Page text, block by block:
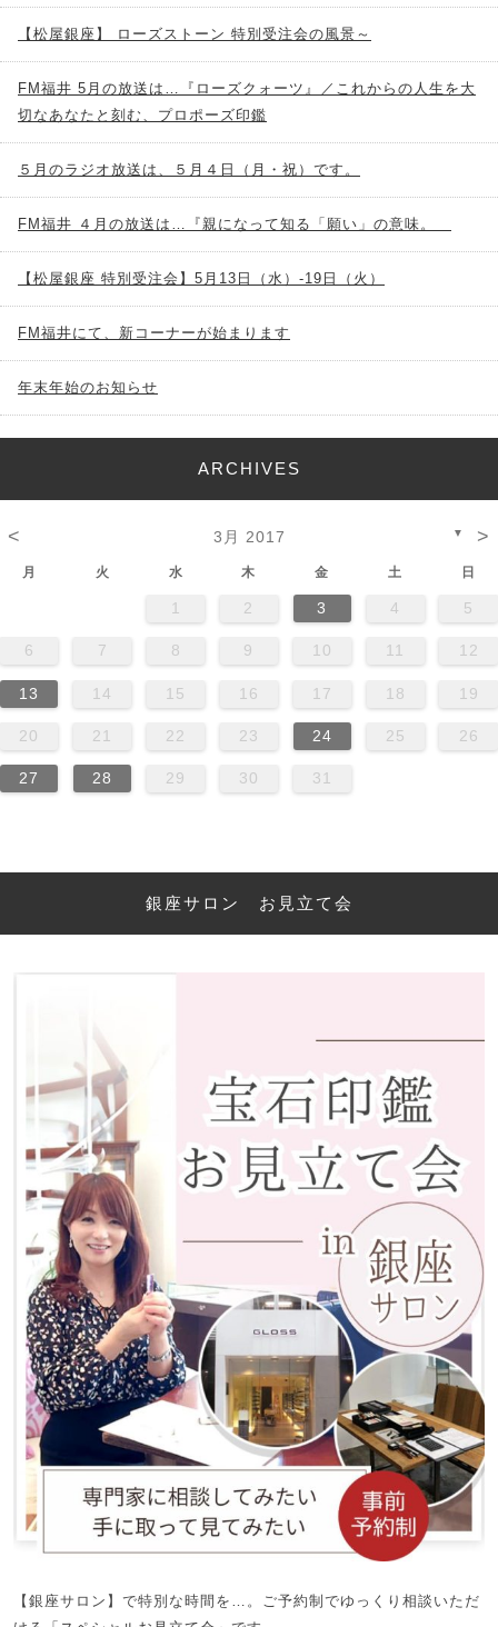
【松屋銀座】 ローズストーン 特別受注会の風景～
FM福井 5月の放送は…『ローズクォーツ』／これからの人生を大
切なあなたと刻む、プロポーズ印鑑
５月のラジオ放送は、５月４日（月・祝）です。
FM福井 ４月の放送は…『親になって知る「願い」の意味。
【松屋銀座 特別受注会】5月13日（水）-19日（火）
FM福井にて、新コーナーが始まります
年末年始のお知らせ
ARCHIVES
< 3月 2017 ▼ >
月 火 水 木 金 土 日
1 2 3 4 5
6 7 8 9 10 11 12
13 14 15 16 17 18 19
20 21 22 23 24 25 26
27 28 29 30 31
銀座サロン お見立て会
【銀座サロン】で特別な時間を…。ご予約制でゆっくり相談いただ